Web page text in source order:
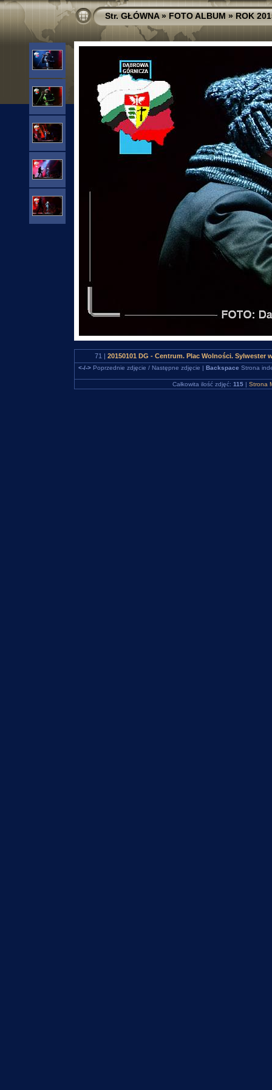
Str. GŁÓWNA»FOTO ALBUM»ROK
71 | 20150101 DG - Centrum. Plac Wolności. Sylwester
<-/->Poprzednie zdjęcie / Następne zdjęcie | Backspace Strona
Całkowita ilość zdjęć: 115| Strona